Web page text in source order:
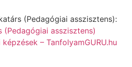
(Pedagógiai asszisztens):
(Pedagógiai asszisztens)
– TanfolyamGURU.hu